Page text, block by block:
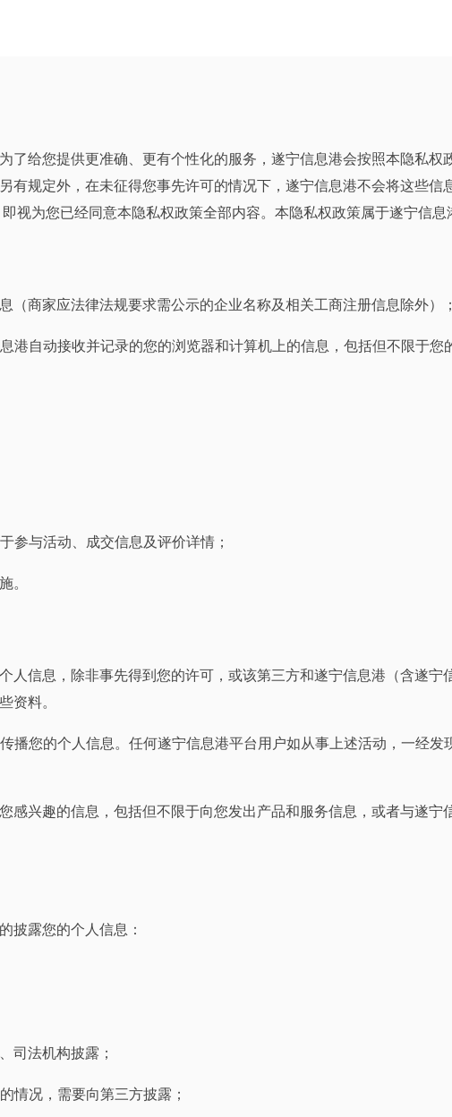
给您提供更准确、更有个性化的服务，遂宁信息港会按照本隐私权
规定外，在未征得您事先许可的情况下，遂宁信息港不会将这些信
视为您已经同意本隐私权政策全部内容。本隐私权政策属于遂宁信息
商家应法律法规要求需公示的企业名称及相关工商注册信息除外）；
港自动接收并记录的您的浏览器和计算机上的信息，包括但不限于您
参与活动、成交信息及评价详情；
。
人信息，除非事先得到您的许可，或该第三方和遂宁信息港（含遂宁
资料。
播您的个人信息。任何遂宁信息港平台用户如从事上述活动，一经发
感兴趣的信息，包括但不限于向您发出产品和服务信息，或者与遂宁
披露您的个人信息：
司法机构披露；
情况，需要向第三方披露；